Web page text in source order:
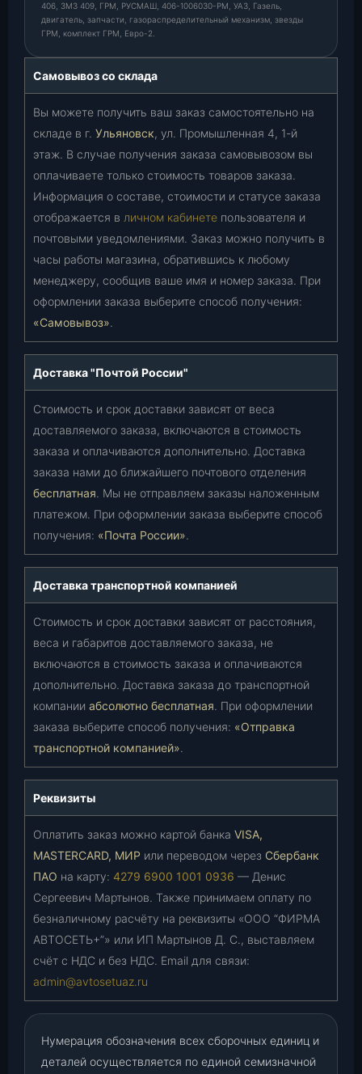
406, ЗМЗ 409, ГРМ, РУСМАШ, 406-1006030-РМ, УАЗ, Газель,
двигатель, запчасти, газораспределительный механизм, звезды
ГРМ, комплект ГРМ, Евро-2.
Самовывоз со склада
Вы можете получить ваш заказ самостоятельно на
складе в г. Ульяновск, ул. Промышленная 4, 1-й
этаж. В случае получения заказа самовывозом вы
оплачиваете только стоимость товаров заказа.
Информация о составе, стоимости и статусе заказа
отображается в личном кабинете пользователя и
почтовыми уведомлениями. Заказ можно получить в
часы работы магазина, обратившись к любому
менеджеру, сообщив ваше имя и номер заказа. При
оформлении заказа выберите способ получения:
«Самовывоз».
Доставка "Почтой России"
Стоимость и срок доставки зависят от веса
доставляемого заказа, включаются в стоимость
заказа и оплачиваются дополнительно. Доставка
заказа нами до ближайшего почтового отделения
бесплатная. Мы не отправляем заказы наложенным
платежом. При оформлении заказа выберите способ
получения: «Почта России».
Доставка транспортной компанией
Стоимость и срок доставки зависят от расстояния,
веса и габаритов доставляемого заказа, не
включаются в стоимость заказа и оплачиваются
дополнительно. Доставка заказа до транспортной
компании абсолютно бесплатная. При оформлении
заказа выберите способ получения: «Отправка
транспортной компанией».
Реквизиты
Оплатить заказ можно картой банка VISA,
MASTERCARD, МИР или переводом через Сбербанк
ПАО на карту: 4279 6900 1001 0936 — Денис
Сергеевич Мартынов. Также принимаем оплату по
безналичному расчёту на реквизиты «ООО “ФИРМА
АВТОСЕТЬ+”» или ИП Мартынов Д. С., выставляем
счёт с НДС и без НДС. Email для связи:
admin@avtosetuaz.ru
Нумерация обозначения всех сборочных единиц и
деталей осуществляется по единой семизначной